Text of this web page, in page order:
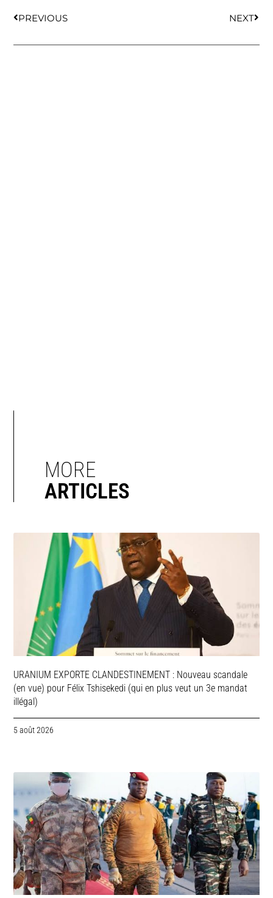
PREVIOUS NEXT
MORE
ARTICLES
URANIUM EXPORTE CLANDESTINEMENT : Nouveau scandale
(en vue) pour Félix Tshisekedi (qui en plus veut un 3e mandat
illégal)
5 août 2026